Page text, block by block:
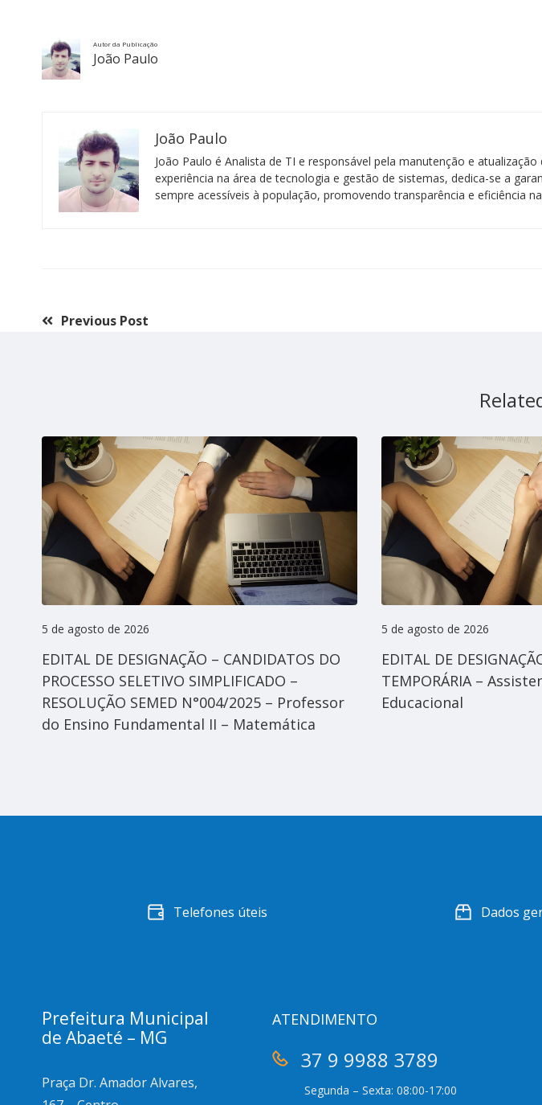
Autor da Publicação
João Paulo
João Paulo
João Paulo é Analista de TI e responsável pela manutenção e
experiência na área de tecnologia e gestão de sistemas, dedica-se a
sempre acessíveis à população, promovendo transparência e eficiência
Previous Post
EDITAL DE DESIGNAÇÃO – CANDIDATOS DO
PROCESSO SELETIVO SIMPLIFICADO –
RESOLUÇÃO SEMED N°004/2025 – Professor
do Ensino Fundamental II – Matemática
5 de agosto de 2026
EDITAL DE
TEMPORÁRIA –
Educacional
5 de agosto de 2026
Telefones úteis Dados
Prefeitura Municipal
de Abaeté – MG
Praça Dr. Amador Alvares,
ATENDIMENTO
37 9 9988 3789
Segunda – Sexta: 08:00-17:00